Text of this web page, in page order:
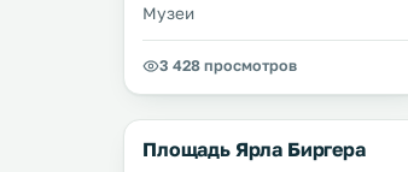
Музеи
3 428 просмотров
Площадь Ярла Биргера